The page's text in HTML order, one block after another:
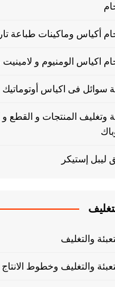
أكياس وماكينات طباعة
اكياس الومنيوم و لامينيت
سوائل فى اكياس أوتوماتيك
وتغليف المنتجات و
ليبل إستيكر
والتغليف
والتغليف وخطوط الانتاج